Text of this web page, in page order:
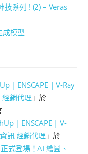
技系列 ! (2) – Veras
成模型
| ENSCAPE | V-Ray
銷代理 」於
| ENSCAPE | V-
訊 經銷代理 」於
式登場！AI 繪圖、